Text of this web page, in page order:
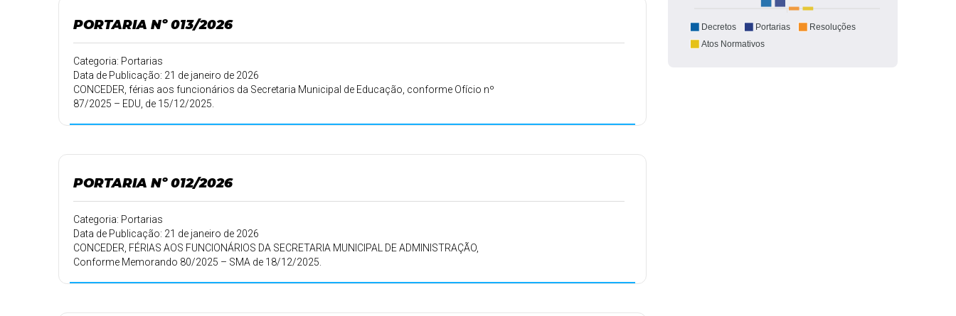
PORTARIA Nº 013/2026
Categoria: Portarias
Data de Publicação: 21 de janeiro de 2026
CONCEDER, férias aos funcionários da Secretaria Municipal de Educação, conforme Ofício nº
87/2025 – EDU, de 15/12/2025.
PORTARIA Nº 012/2026
Categoria: Portarias
Data de Publicação: 21 de janeiro de 2026
CONCEDER, FÉRIAS AOS FUNCIONÁRIOS DA SECRETARIA MUNICIPAL DE ADMINISTRAÇÃO,
Conforme Memorando 80/2025 – SMA de 18/12/2025.
Decretos Portarias
Resoluções
Atos Normativos